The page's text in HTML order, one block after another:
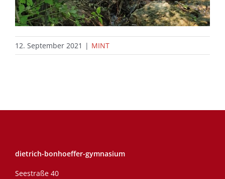
12. September 2021 | MINT
dietrich-bonhoeffer-gymnasium
Seestraße 40